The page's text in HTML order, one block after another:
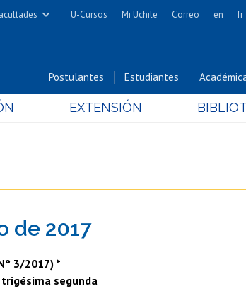
Cs. Físicas y Matemáticas
Cs. Forestales y
Cs. Químicas y Farmacéuticas
Cs.
Estudios Avanzados en Educación
Alimentos
Hospital
U-Cursos Mi Uchile Correo en fr
Postulantes Estudiantes
EXTENSIÓN
de 2017
3/2017) *
segunda